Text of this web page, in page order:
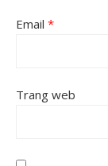
Email *
Trang web